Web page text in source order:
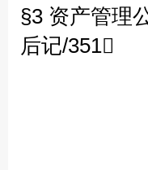
§3 资产管理
后记/351